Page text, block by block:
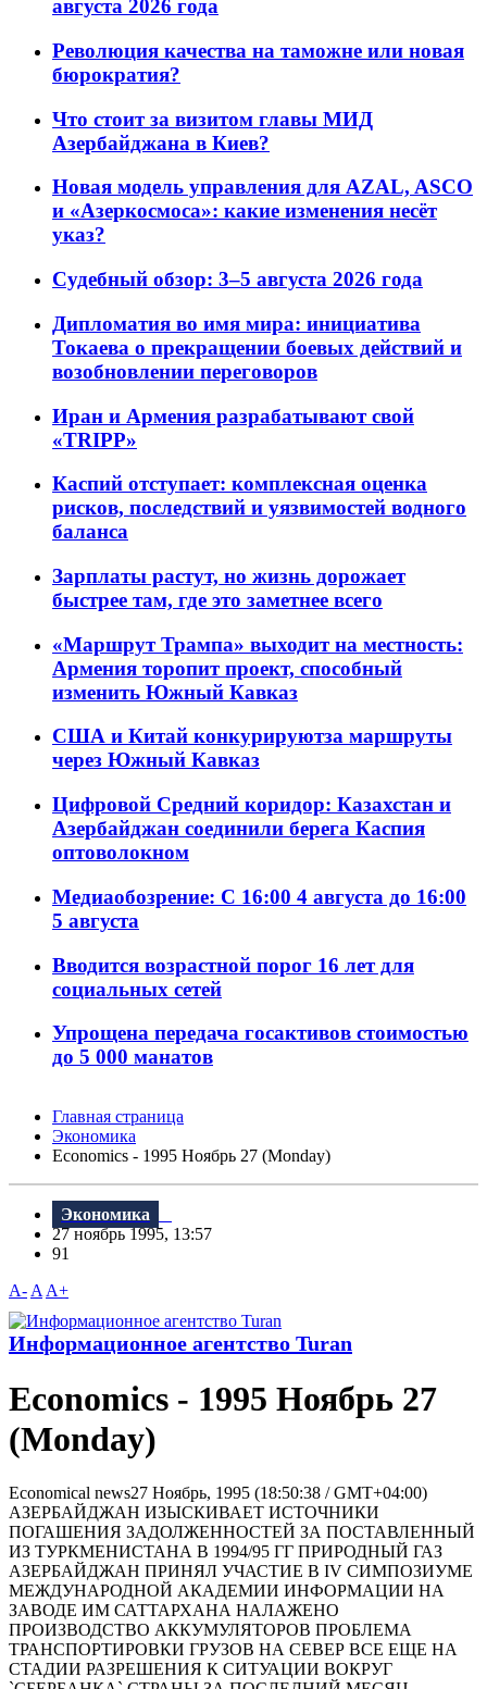
августа 2026 года
Революция качества на таможне или новая
бюрократия?
Что стоит за визитом главы МИД
Азербайджана в Киев?
Новая модель управления для AZAL, ASCO
и «Азеркосмоса»: какие изменения несёт
указ?
Судебный обзор: 3–5 августа 2026 года
Дипломатия во имя мира: инициатива
Токаева о прекращении боевых действий и
возобновлении переговоров
Иран и Армения разрабатывают свой
«TRIPP»
Каспий отступает: комплексная оценка
рисков, последствий и уязвимостей водного
баланса
Зарплаты растут, но жизнь дорожает
быстрее там, где это заметнее всего
«Маршрут Трампа» выходит на местность:
Армения торопит проект, способный
изменить Южный Кавказ
США и Китай конкурируютза маршруты
через Южный Кавказ
Цифровой Средний коридор: Казахстан и
Азербайджан соединили берега Каспия
оптоволокном
Медиаобозрение: С 16:00 4 августа до 16:00
5 августа
Вводится возрастной порог 16 лет для
социальных сетей
Упрощена передача госактивов стоимостью
до 5 000 манатов
Главная страница
Экономика
Economics - 1995 Ноябрь 27 (Monday)
Экономика
27 ноябрь 1995, 13:57
91
A- A A+
Информационное агентство Turan
Economics - 1995 Ноябрь 27
(Monday)
Economical news27 Ноябрь, 1995 (18:50:38 / GMT+04:00)
АЗЕРБАЙДЖАН ИЗЫСКИВАЕТ ИСТОЧНИКИ
ПОГАШЕНИЯ ЗАДОЛЖЕННОСТЕЙ ЗА ПОСТАВЛЕННЫЙ
ИЗ ТУРКМЕНИСТАНА В 1994/95 ГГ ПРИРОДНЫЙ ГАЗ
АЗЕРБАЙДЖАН ПРИНЯЛ УЧАСТИЕ В IV СИМПОЗИУМЕ
МЕЖДУНАРОДНОЙ АКАДЕМИИ ИНФОРМАЦИИ НА
ЗАВОДЕ ИМ САТТАРХАНА НАЛАЖЕНО
ПРОИЗВОДСТВО АККУМУЛЯТОРОВ ПРОБЛЕМА
ТРАНСПОРТИРОВКИ ГРУЗОВ НА СЕВЕР ВСЕ ЕЩЕ НА
СТАДИИ РАЗРЕШЕНИЯ К СИТУАЦИИ ВОКРУГ